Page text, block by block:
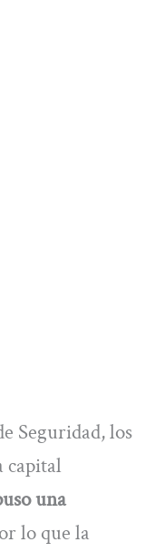
Seguridad, los
capital
una
lo que la